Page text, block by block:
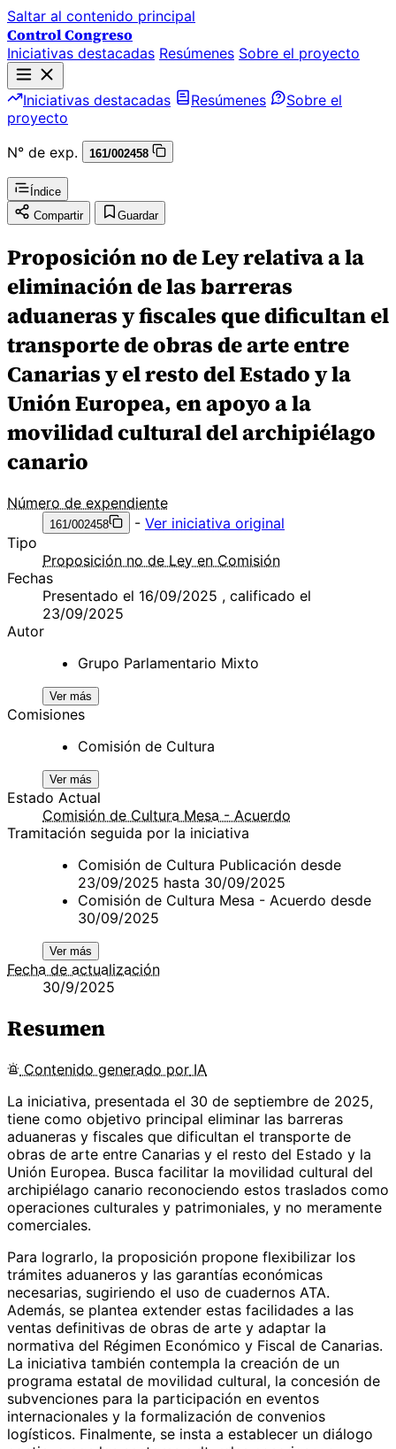
Saltar al contenido principal
Control Congreso
Iniciativas destacadas Resúmenes Sobre el proyecto
Iniciativas destacadas Resúmenes
Sobre el
proyecto
N° de exp.
161/002458
Índice
Compartir
Guardar
Proposición no de Ley relativa a la
eliminación de las barreras
aduaneras y fiscales que dificultan el
transporte de obras de arte entre
Canarias y el resto del Estado y la
Unión Europea, en apoyo a la
movilidad cultural del archipiélago
canario
Número de expendiente
161/002458 - Ver iniciativa original
Tipo
Proposición no de Ley en Comisión
Fechas
Presentado el 16/09/2025 , calificado el
23/09/2025
Autor
Grupo Parlamentario Mixto
Ver más
Comisiones
Comisión de Cultura
Ver más
Estado Actual
Comisión de Cultura Mesa - Acuerdo
Tramitación seguida por la iniciativa
Comisión de Cultura Publicación desde
23/09/2025 hasta 30/09/2025
Comisión de Cultura Mesa - Acuerdo desde
30/09/2025
Ver más
Fecha de actualización
30/9/2025
Resumen
Contenido generado por IA
La iniciativa, presentada el 30 de septiembre de 2025,
tiene como objetivo principal eliminar las barreras
aduaneras y fiscales que dificultan el transporte de
obras de arte entre Canarias y el resto del Estado y la
Unión Europea. Busca facilitar la movilidad cultural del
archipiélago canario reconociendo estos traslados como
operaciones culturales y patrimoniales, y no meramente
comerciales.
Para lograrlo, la proposición propone flexibilizar los
trámites aduaneros y las garantías económicas
necesarias, sugiriendo el uso de cuadernos ATA.
Además, se plantea extender estas facilidades a las
ventas definitivas de obras de arte y adaptar la
normativa del Régimen Económico y Fiscal de Canarias.
La iniciativa también contempla la creación de un
programa estatal de movilidad cultural, la concesión de
subvenciones para la participación en eventos
internacionales y la formalización de convenios
logísticos. Finalmente, se insta a establecer un diálogo